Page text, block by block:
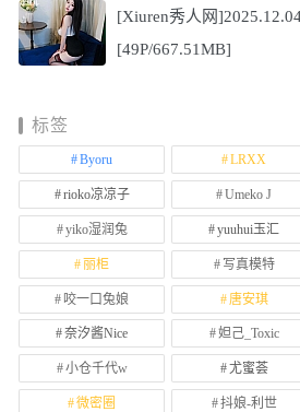
[Xiuren秀人网
[49P/667.51MB]
标签
Byoru LRXX
rioko凉凉子 Umeko J
yiko湿润兔 yuuhui玉汇
丽柜 写真模特
咬一口兔娘 唐安琪
奈汐酱Nice 妲己_Toxic
小仓千代w 尤蜜荟
微密圈 抖娘-利世